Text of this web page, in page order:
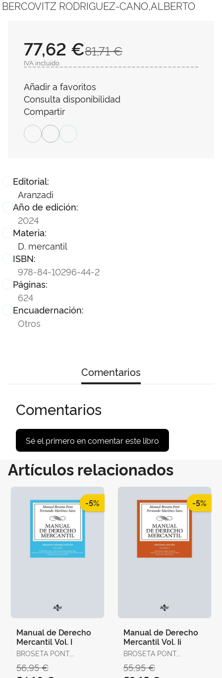
BERCOVITZ RODRIGUEZ-CANO,ALBERTO
Editorial:
Aranzadi
Año de edición:
2024
Materia:
D. mercantil
ISBN:
978-84-10296-44-2
Páginas:
624
Encuadernación:
Otros
81,71 €
77,62 €
IVA incluido
Añadir a favoritos
Consulta disponibilidad
Compartir
Comentarios
Comentarios
Sé el primero en comentar este libro
Artículos relacionados
-5%
Manual de Derecho
Mercantil Vol. I
BROSETA PONT,
SANZ, FERNANDO
56,95 €
-5%
Manual de Derecho
Mercantil Vol. Ii
BROSETA PONT,
SANZ, FERNANDO
55,95 €